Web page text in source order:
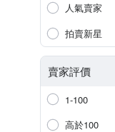
人氣賣家
拍賣新星
賣家評價
1-100
高於100